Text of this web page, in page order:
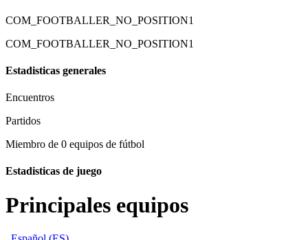
COM_FOOTBALLER_NO_POSITION1
COM_FOOTBALLER_NO_POSITION1
Estadisticas generales
Encuentros
Partidos
Miembro de 0 equipos de fútbol
Estadisticas de juego
Principales equipos